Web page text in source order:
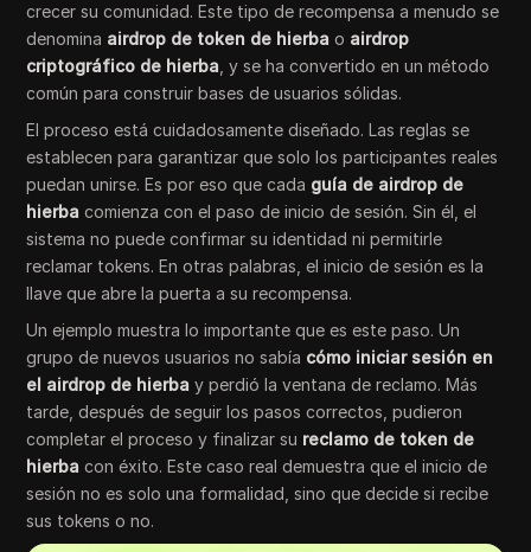
crecer su comunidad. Este tipo de recompensa a menudo se
denomina airdrop de token de hierba o airdrop
criptográfico de hierba , y se ha convertido en un método
común para construir bases de usuarios sólidas.
El proceso está cuidadosamente diseñado. Las reglas se
establecen para garantizar que solo los participantes reales
puedan unirse. Es por eso que cada guía de airdrop de
hierba comienza con el paso de inicio de sesión. Sin él, el
sistema no puede confirmar su identidad ni permitirle
reclamar tokens. En otras palabras, el inicio de sesión es la
llave que abre la puerta a su recompensa.
Un ejemplo muestra lo importante que es este paso. Un
grupo de nuevos usuarios no sabía cómo iniciar sesión en
el airdrop de hierba y perdió la ventana de reclamo. Más
tarde, después de seguir los pasos correctos, pudieron
completar el proceso y finalizar su reclamo de token de
hierba con éxito. Este caso real demuestra que el inicio de
sesión no es solo una formalidad, sino que decide si recibe
sus tokens o no.